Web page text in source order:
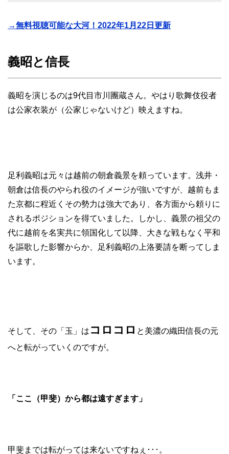
→無料視聴可能な大河！2022年1月22日更新
義昭と信長
義昭を演じるのは9代目市川團蔵さん。やはり歌舞伎役者
は公家衣装が（公家じゃないけど）映えますね。
足利義昭は元々は越前の朝倉義景を頼っています。浅井・
朝倉は信長のやられ役のイメージが強いですが、越前もま
た京都に程近くその勢力は強大であり、各方面から頼りに
されるポジションを得ていました。しかし、義景の祖父の
代に越前を名実共に領国化して以降、大きな戦もなく平和
を謳歌した影響からか、足利義昭の上洛要請を断ってしま
います。
そして、その「玉」は コロコロ と美濃の織田信長の元
へと転がっていくのですが。
「ここ（甲斐）から都は遠すぎます」
甲斐までは転がっては来ないですねぇ･･･。